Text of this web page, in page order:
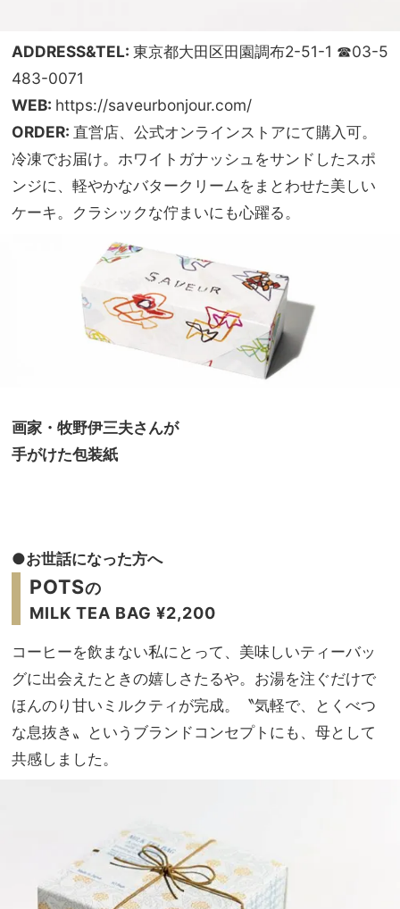
ADDRESS&TEL: 東京都大田区田園調布2-51-1 ☎03-5
483-0071
WEB: https://saveurbonjour.com/
ORDER: 直営店、公式オンラインストアにて購入可。
冷凍でお届け。ホワイトガナッシュをサンドしたスポ
ンジに、軽やかなバタークリームをまとわせた美しい
ケーキ。クラシックな佇まいにも心躍る。
画家・牧野伊三夫さんが
手がけた包装紙
●お世話になった方へ
POTSの
MILK TEA BAG ¥2,200
コーヒーを飲まない私にとって、美味しいティーバッ
グに出会えたときの嬉しさたるや。お湯を注ぐだけで
ほんのり甘いミルクティが完成。〝気軽で、とくべつ
な息抜き〟というブランドコンセプトにも、母として
共感しました。